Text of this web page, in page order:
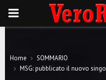
P
Home
SOMMARIO
MSG: pubblicato il nuovo